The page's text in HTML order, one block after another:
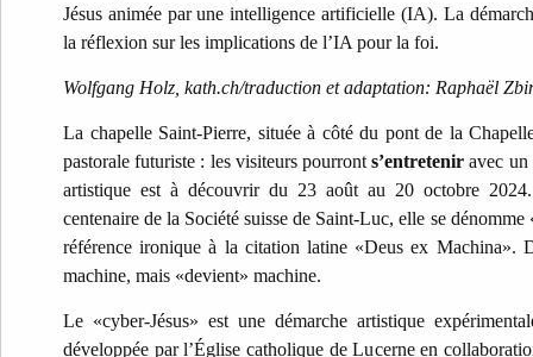
Jésus animée par une intelligence artificielle (IA). La
la réflexion sur les implications de l’IA pour la foi.
Wolfgang Holz, kath.ch/traduction et adaptation: Raphaël
La chapelle Saint-Pierre, située à côté du pont de la
pastorale futuriste : les visiteurs pourronts’entretenir avec un
artistique est à découvrir du 23 août au 20 octobre
centenaire de la Société suisse de Saint-Luc, elle se
référence ironique à la citation latine «Deus ex Machina».
machine, mais «devient» machine.
Le «cyber-Jésus» est une démarche artistique
développée par l’Église catholique de Lucerne en